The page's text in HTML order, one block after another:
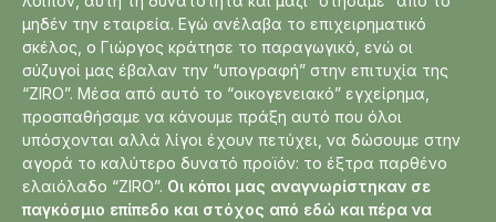
μηδέν την εταιρεία. Εγώ ανέλαβα το επιχειρηματικό
σκέλος, ο Γιώργος κράτησε το παραγωγικό, ενώ οι
σύζυγοί μας έβαλαν την “υπογραφή” στην επιτυχία της
“ZIRO”. Μέσα από αυτό το “οικογενειακό” εγχείρημα,
προσπαθήσαμε να κάνουμε πράξη αυτό που όλοι
υπόσχονται αλλά λίγοι έχουν πετύχει, να δώσουμε στην
αγορά το καλύτερο δυνατό προϊόν: το έξτρα παρθένο
ελαιόλαδο “ZIRO”. Οι κόποι μας αναγνωρίστηκαν σε
παγκόσμιο επίπεδο και στόχος από εδώ και πέρα να